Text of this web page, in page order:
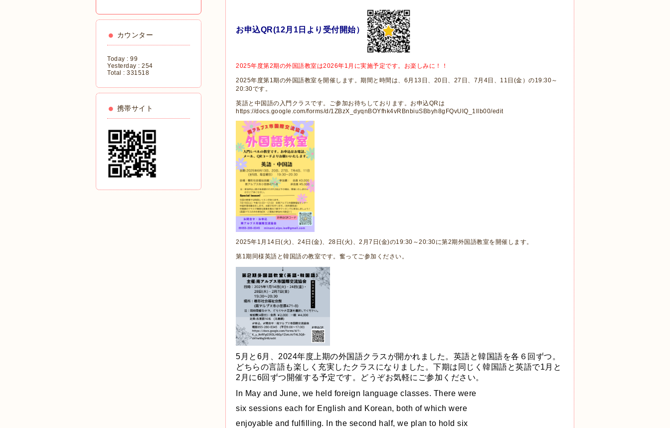
お申込QR(12月1日より受付開始）
2025年度第2期の外国語教室は2026年1月に実施予定です。お楽しみに！！
2025年度第1期の外国語教室を開催します。期間と時間は、6月13日、20日、27日、7月4日、11日(金）の19:30～
20:30です。
英語と中国語の入門クラスです。ご参加お待ちしております。お申込QRは
https://docs.google.com/forms/d/1ZBzX_dyqnBOYfhk4vRBnbiuSBbyh8gFQvUlQ_1llb00/edit
2025年1月14日(火)、24日(金)、28日(火)、2月7日(金)の19:30～20:30に第2期外国語教室を開催します。
第1期同様英語と韓国語の教室です。奮ってご参加ください。
5月と6月、 2024年度上期の外国語クラスが開かれました。英語と韓国語を各６回ずつ。
どちらの言語も楽しく充実したクラスになりました。下期は同じく韓国語と英語で1月と
2月に6回ずつ開催する予定です。どうぞお気軽にご参加ください。
In May and June, we held foreign language classes. There were
six sessions each for English and Korean, both of which were
enjoyable and fulfilling. In the second half, we plan to hold six
カウンター
Today : 99
Yesterday : 254
Total : 331518
携帯サイト